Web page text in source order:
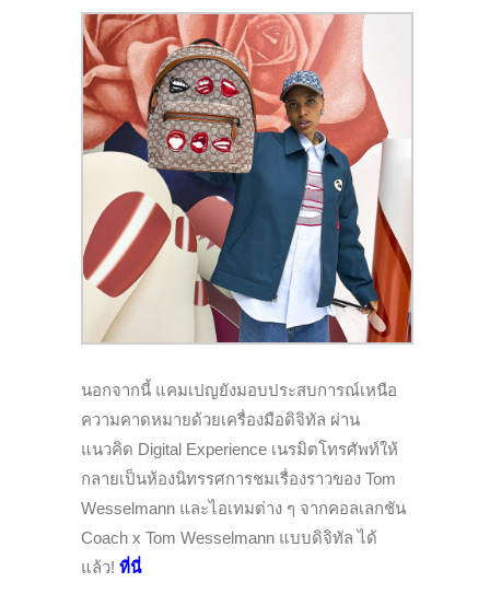
นอกจากนี้ แคมเปญยังมอบประสบการณ์เหนือ
ความคาดหมายด้วยเครื่องมือดิจิทัล ผ่าน
แนวคิด Digital Experience เนรมิตโทรศัพท์ให้
กลายเป็นห้องนิทรรศการชมเรื่องราวของ Tom
Wesselmann และไอเทมต่าง ๆ จากคอลเลกชัน
Coach x Tom Wesselmann แบบดิจิทัล ได้
แล้ว! ที่นี่